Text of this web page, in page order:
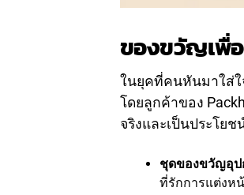
ของขวัญเพื่
ในยุคที่คนหันมาใส่
โดยลูกค้าของ
จริงและเป็นประโยช
ชุดของขวัญอุ
ที่รักการแต่งห